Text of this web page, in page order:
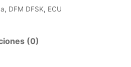
, DFM DFSK, ECU
(0)